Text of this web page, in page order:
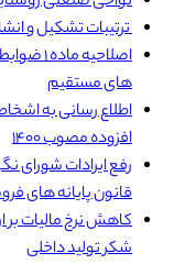
ترتیبات تشکیل و انشاء
های مستقیم
افزوده مصوب ۱۴۰۰
رفع ایرادات شورای
قانون پایانه های
کاهش نرخ مالیات بر
شکر تولید داخلی